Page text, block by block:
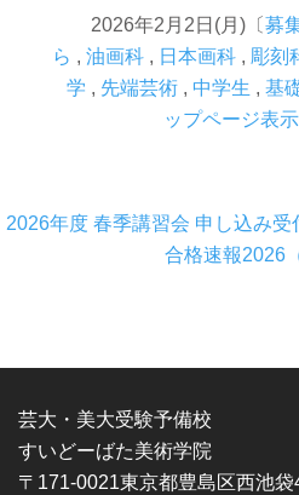
2026年2月2日(月)〔 募
ら , 油画科 , 日本画科 , 彫刻
学 , 先端芸術 , 中学生 , 基
ップページ表示
2026年度 春季講習会 申し込み受
合格速報2026
芸大・美大受験予備校
すいどーばた美術学院
〒171-0021東京都豊島区西池袋